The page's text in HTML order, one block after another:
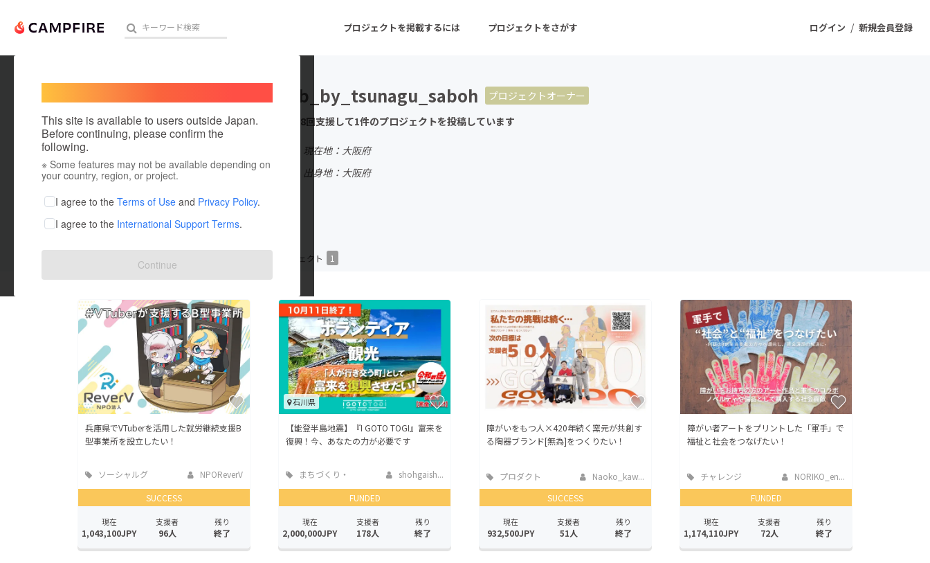
ログイン / 新規会員登録
プロジェクトを掲載するには プロジェクトをさがす
人気のプロジェクト 注目のリターン 注目の新着プロジェクト
アート・写真 音楽
テクノロジー・ガジェット
映像・映画
ビジネス・起業
チャレンジ
まちづくり・地域活性化
CAMPFIRE for Social Good
CAMPFIRE Creation
CAMPFIREふるさと納税
machi-ya コミュニティ
This site is available to users outside Japan.
Before continuing, please confirm the
following.
※ Some features may not be available depending on
your country, region, or project.
I agree to the Terms of Use and Privacy Policy.
I agree to the International Support Terms.
Continue
bakeLab_by_tsunagu_saboh
プロジェクトオーナー
これまでに8回支援して1件のプロジェクトを投稿しています
現在地：大阪府
出身国：日本
出身地：大阪府
プロジェクト 1
兵庫県でVTuberを活用した就労継続支援B
型事業所を設立したい！
ソーシャルグ
NPOReverV
SUCCESS
現在
1,043,100JPY
支援者
96人
残り
終了
石川県
【能登半島地震】『I GOTO TOGI』富来を
復興！今、あなたの力が必要です
まちづくり・
shohgaish...
FUNDED
現在
2,000,000JPY
支援者
178人
残り
終了
障がいをもつ人×420年続く窯元が共創す
る陶器ブランド[無為]をつくりたい！
プロダクト
Naoko_kaw...
SUCCESS
現在
932,500JPY
支援者
51人
残り
終了
障がい者アートをプリントした「軍手」で
福祉と社会をつなげたい！
チャレンジ
NORIKO_en...
FUNDED
現在
1,174,110JPY
支援者
72人
残り
終了